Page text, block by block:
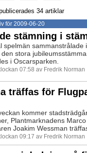
34 artiklar
för 2009-06-20
stämning i
spelmän sammanstrålade
stora
i Oscarsparken.
07:58 av Fredrik Norman
träffas för
kommer
Plantmarknadens
Joakim Wessman
09:17 av Fredrik Norman